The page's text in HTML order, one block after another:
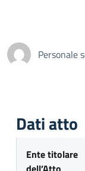
Personale
Dati atto
Ente titolare